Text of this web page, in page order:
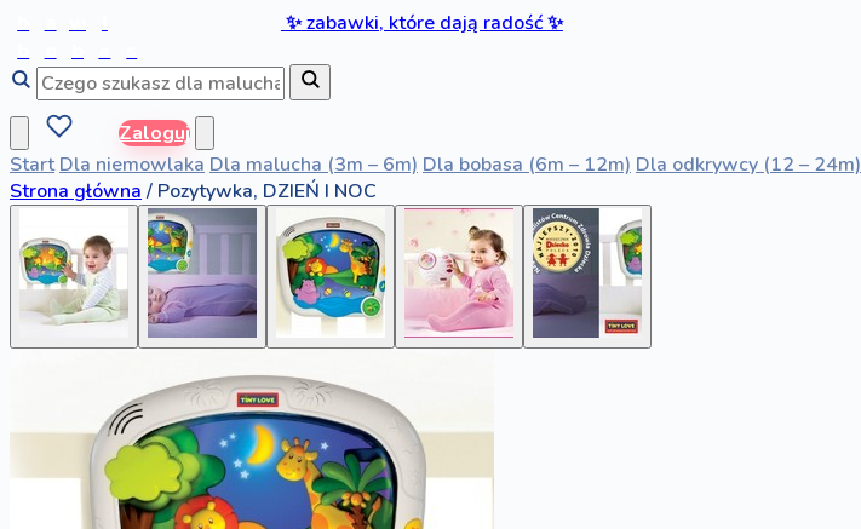
✨zabawki, które dają radość✨
Zaloguj
Start Dla niemowlaka Dla malucha (3m – 6m) Dla bobasa (6m – 12m) Dla odkrywcy (12 – 24m)
Strona główna / Pozytywka, DZIEŃ I NOC